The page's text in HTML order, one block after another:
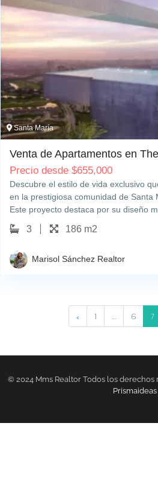
Santa María
Venta de Apartamentos en
Precio desde $655,000
Descubre el estilo de vida exclusivo
en la prestigiosa comunidad de Santa
Este proyecto destaca por su diseño
áreas verdes, con fácil acceso a la
Sur…
3 186 m2
Marisol Sánchez Realtor
« 1 6 7
© 2024 Mms Realtor Todos los
Prismaideas